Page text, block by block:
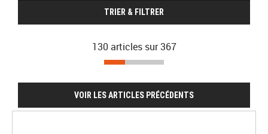
TRIER & FILTRER
130 articles sur 367
VOIR LES ARTICLES PRÉCÉDENTS